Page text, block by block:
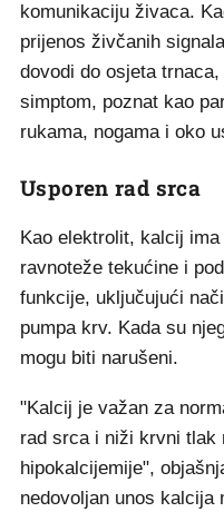
komunikaciju živaca.
prijenos živčanih
dovodi do osjeta
simptom, poznat kao
rukama, nogama i oko
Usporen rad srca
Kao elektrolit, kalcij
ravnoteže tekućine i
funkcije, uključujući
pumpa krv. Kada su
mogu biti narušeni.
"Kalcij je važan za
rad srca i niži krvni tlak
hipokalcijemije",
nedovoljan unos kalcija